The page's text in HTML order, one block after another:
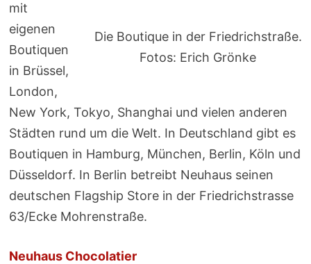
Die Boutique in der Friedrichstraße.
Fotos: Erich Grönke
mit
eigenen
Boutiquen
in Brüssel,
London,
New York, Tokyo, Shanghai und vielen anderen
Städten rund um die Welt. In Deutschland gibt es
Boutiquen in Hamburg, München, Berlin, Köln und
Düsseldorf. In Berlin betreibt Neuhaus seinen
deutschen Flagship Store in der Friedrichstrasse
63/Ecke Mohrenstraße.
Neuhaus Chocolatier